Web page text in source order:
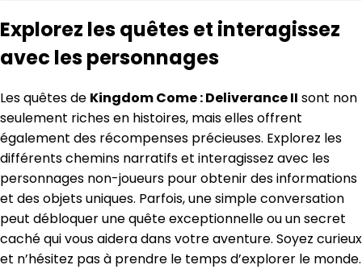
Explorez les quêtes et interagissez
avec les personnages
Les quêtes de Kingdom Come : Deliverance II sont non
seulement riches en histoires, mais elles offrent
également des récompenses précieuses. Explorez les
différents chemins narratifs et interagissez avec les
personnages non-joueurs pour obtenir des informations
et des objets uniques. Parfois, une simple conversation
peut débloquer une quête exceptionnelle ou un secret
caché qui vous aidera dans votre aventure. Soyez curieux
et n’hésitez pas à prendre le temps d’explorer le monde.